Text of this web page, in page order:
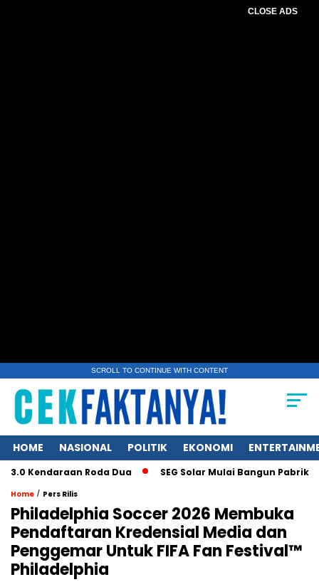
CLOSE ADS
SCROLL TO CONTINUE WITH CONTENT
HOME NASIONAL POLITIK EKONOMI
Roda Dua SEG Solar Mulai Bangun Pabrik Ingot
Home / Pers Rilis
Philadelphia Soccer 2026 Membuka
Pendaftaran Kredensial Media dan
Penggemar Untuk FIFA Fan Festival™
Philadelphia